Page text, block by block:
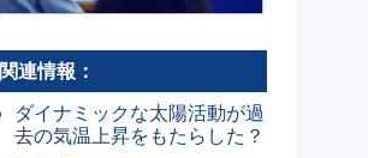
関連情報：
ダイナミックな太陽活動が過
去の気温上昇をもたらした？